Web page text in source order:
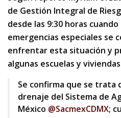
de Gestión Integral de
desde las 9:30 horas
emergencias especiales se
enfrentar esta situación y
algunas escuelas y
Se confirma que se trata
drenaje del Sistema de
México @SacmexCDMX;